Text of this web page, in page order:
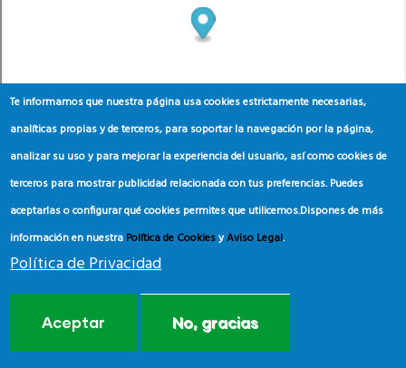
Te informamos que nuestra página usa cookies estrictamente necesarias,
analíticas propias y de terceros, para soportar la navegación por la página,
analizar su uso y para mejorar la experiencia del usuario, así como cookies de
terceros para mostrar publicidad relacionada con tus preferencias. Puedes
aceptarlas o configurar qué cookies permites que utilicemos.Dispones de más
información en nuestra Política de CookiesyAviso Legal.
Política de Privacidad
Aceptar No, gracias